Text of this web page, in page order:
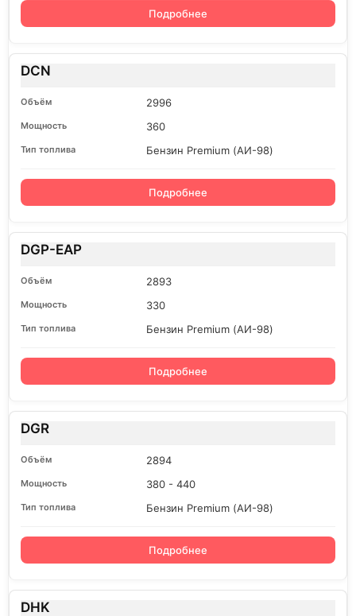
Подробнее
DCN
2996
360
Бензин Premium (АИ-98)
Подробнее
DGP-EAP
2893
330
Бензин Premium (АИ-98)
Подробнее
DGR
2894
380 - 440
Бензин Premium (АИ-98)
Подробнее
DHK